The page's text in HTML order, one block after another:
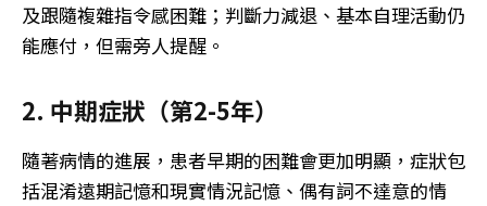
及跟隨複雜指令感困難；判斷力減退、基本自理活動仍
能應付，但需旁人提醒。
2. 中期症狀（第2-5年）
隨著病情的進展，患者早期的困難會更加明顯，症狀包
括混淆遠期記憶和現實情況記憶、偶有詞不達意的情